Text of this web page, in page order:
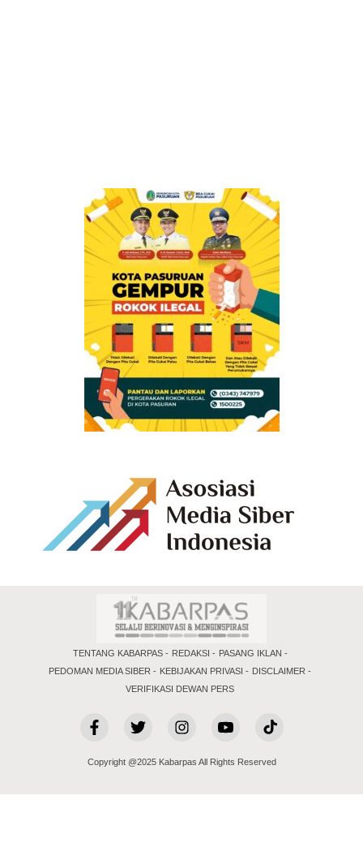
TENTANG KABARPAS REDAKSI
PASANG IKLAN
PEDOMAN MEDIA SIBER
KEBIJAKAN PRIVASI
DISCLAIMER
VERIFIKASI DEWAN PERS
Copyright @2025 Kabarpas All Rights Reserved